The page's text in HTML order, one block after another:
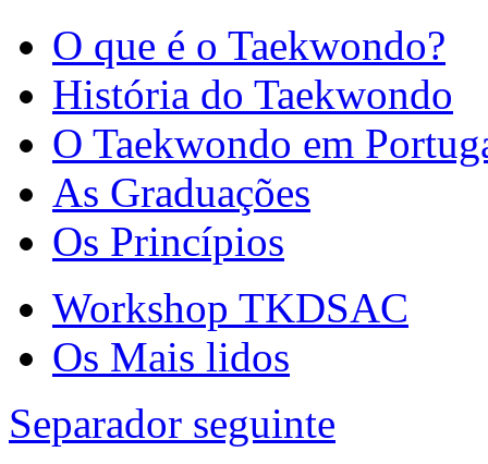
O que é o Taekwondo?
História do Taekwondo
O Taekwondo em
As Graduações
Os Princípios
Workshop TKDSAC
Os Mais lidos
Separador seguinte